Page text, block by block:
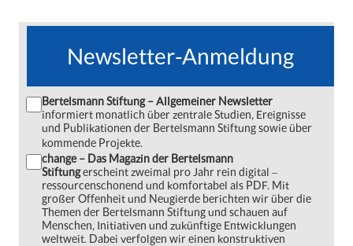
Newsletter-Anmeldung
Bertelsmann Stiftung – Allgemeiner Newsletter
informiert monatlich über zentrale Studien, Ereignisse
und Publikationen der Bertelsmann Stiftung sowie über
kommende Projekte.
change – Das Magazin der Bertelsmann
Stiftungerscheint zweimal pro Jahr rein digital ‒
ressourcenschonend und komfortabel als PDF. Mit
großer Offenheit und Neugierde berichten wir über die
Themen der Bertelsmann Stiftung und schauen auf
Menschen, Initiativen und zukünftige Entwicklungen
weltweit. Dabei verfolgen wir einen konstruktiven